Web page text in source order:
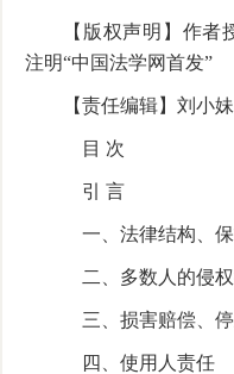
【版权声明】作
注明“中国法学网首发”
【责任编辑】刘小妹
目 次
引 言
一、法律结构、保
二、多数人的侵
三、损害赔偿、
四、使用人责任